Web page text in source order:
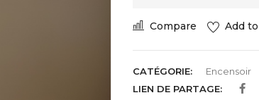
Compare Add
CATÉGORIE:
Encensoir
LIEN DE PARTAGE: